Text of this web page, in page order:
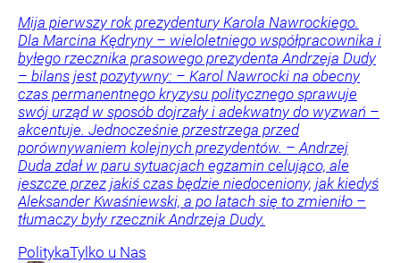
Mija pierwszy rok prezydentury Karola Nawrockiego.
Dla Marcina Kędryny – wieloletniego współpracownika i
byłego rzecznika prasowego prezydenta Andrzeja Dudy
– bilans jest pozytywny: – Karol Nawrocki na obecny
czas permanentnego kryzysu politycznego sprawuje
swój urząd w sposób dojrzały i adekwatny do wyzwań –
akcentuje. Jednocześnie przestrzega przed
porównywaniem kolejnych prezydentów. – Andrzej
Duda zdał w paru sytuacjach egzamin celująco, ale
jeszcze przez jakiś czas będzie niedoceniony, jak kiedyś
Aleksander Kwaśniewski, a po latach się to zmieniło –
tłumaczy były rzecznik Andrzeja Dudy.
PolitykaTylko u Nas